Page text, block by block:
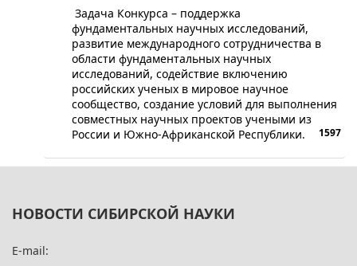
​Задача Конкурса – поддержка
фундаментальных научных исследований,
развитие международного сотрудничества в
области фундаментальных научных
исследований, содействие включению
российских ученых в мировое научное
сообщество, создание условий для выполнения
совместных научных проектов учеными из
России и Южно-Африканской Республики.
1597
НОВОСТИ СИБИРСКОЙ НАУКИ
E-mail: